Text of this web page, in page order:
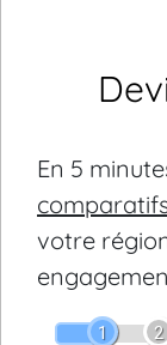
En 5
votre
1 2